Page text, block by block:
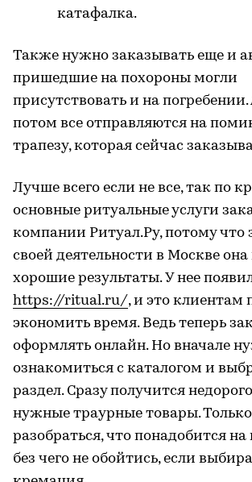
катафалка.
Также нужно заказывать еще и
пришедшие на похороны могли
присутствовать и на
потом все отправляются на
трапезу, которая сейчас
Лучше всего если не все, так по
основные ритуальные услуги
компании Ритуал.Ру, потому что
своей деятельности в Москве она
хорошие результаты. У нее
https://ritual.ru/, и это клиентам
экономить время. Ведь теперь
оформлять онлайн. Но вначале
ознакомиться с каталогом и
раздел. Сразу получится
нужные траурные товары.
разобраться, что понадобится на
без чего не обойтись, если